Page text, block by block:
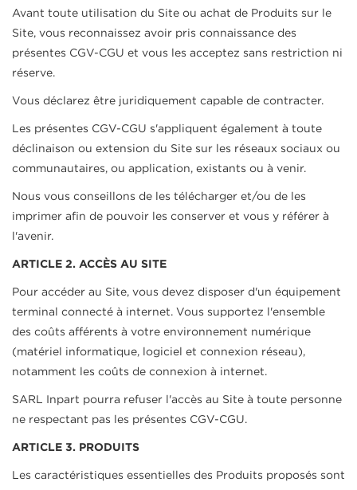
Avant toute utilisation du Site ou achat de Produits sur le
Site, vous reconnaissez avoir pris connaissance des
présentes CGV-CGU et vous les acceptez sans restriction ni
réserve.
Vous déclarez être juridiquement capable de contracter.
Les présentes CGV-CGU s'appliquent également à toute
déclinaison ou extension du Site sur les réseaux sociaux ou
communautaires, ou application, existants ou à venir.
Nous vous conseillons de les télécharger et/ou de les
imprimer afin de pouvoir les conserver et vous y référer à
l'avenir.
ARTICLE 2. ACCÈS AU SITE
Pour accéder au Site, vous devez disposer d'un équipement
terminal connecté à internet. Vous supportez l'ensemble
des coûts afférents à votre environnement numérique
(matériel informatique, logiciel et connexion réseau),
notamment les coûts de connexion à internet.
SARL Inpart pourra refuser l'accès au Site à toute personne
ne respectant pas les présentes CGV-CGU.
ARTICLE 3. PRODUITS
Les caractéristiques essentielles des Produits proposés sont